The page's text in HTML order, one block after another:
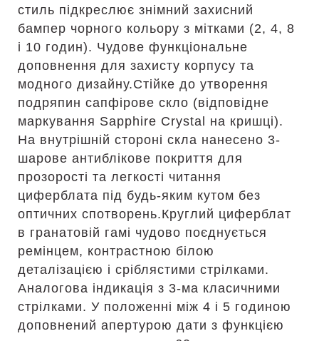
стиль підкреслює знімний захисний
бампер чорного кольору з мітками (2, 4, 8
і 10 годин). Чудове функціональне
доповнення для захисту корпусу та
модного дизайну.Стійке до утворення
подряпин сапфірове скло (відповідне
маркування Sapphire Crystal на кришці).
На внутрішній стороні скла нанесено 3-
шарове антиблікове покриття для
прозорості та легкості читання
циферблата під будь-яким кутом без
оптичних спотворень.Круглий циферблат
в гранатовій гамі чудово поєднується
ремінцем, контрастною білою
деталізацією і сріблястими стрілками.
Аналогова індикація з 3-ма класичними
стрілками. У положенні між 4 і 5 годиною
доповнений апертурою дати з функцією